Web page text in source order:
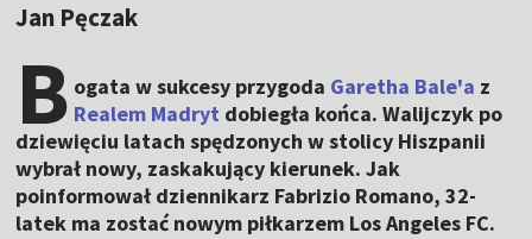
Jan Pęczak
B ogata w sukcesy przygoda Garetha Bale'a z
Realem Madryt dobiegła końca. Walijczyk po
dziewięciu latach spędzonych w stolicy Hiszpanii
wybrał nowy, zaskakujący kierunek. Jak
poinformował dziennikarz Fabrizio Romano, 32-
latek ma zostać nowym piłkarzem Los Angeles FC.